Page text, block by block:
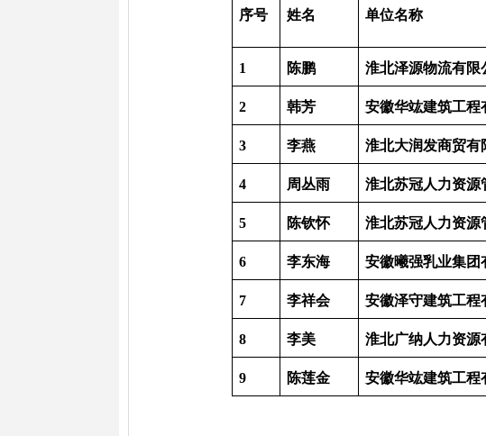
序号 姓名 单位名称
1 陈鹏 淮北泽源物流有限
2 韩芳 安徽华竑建筑工程
3 李燕 淮北大润发商贸有
4 周丛雨 淮北苏冠人力资源
5 陈钦怀 淮北苏冠人力资源
6 李东海 安徽曦强乳业集团
7 李祥会 安徽泽守建筑工程
8 李美 淮北广纳人力资源
9 陈莲金 安徽华竑建筑工程